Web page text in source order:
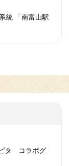
統 「南富山駅
ピタ コラボグ